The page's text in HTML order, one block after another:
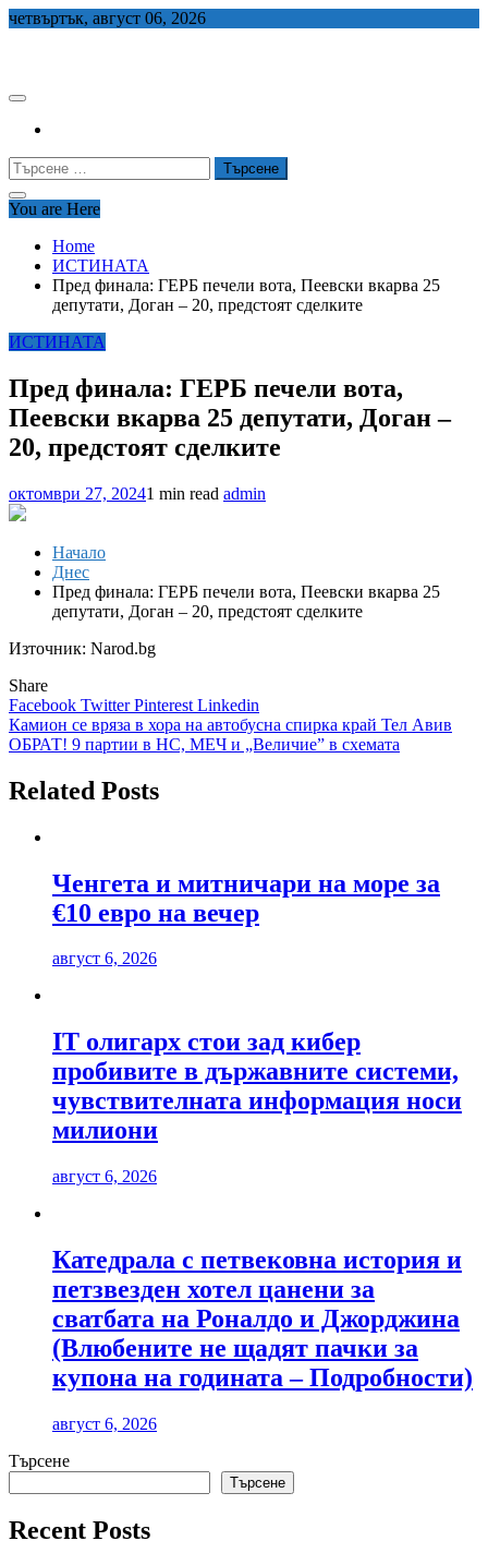
Skip
четвъртък, август 06, 2026
Търсене
за:
You are Here
Home
ИСТИНАТА
Пред финала: ГЕРБ печели вота, Пеевски вкарва 25
депутати, Доган – 20, предстоят сделките
ИСТИНАТА
Пред финала: ГЕРБ печели вота,
Пеевски вкарва 25 депутати, Доган –
20, предстоят сделките
октомври 27, 20241 min read admin
Начало
Днес
Пред финала: ГЕРБ печели вота, Пеевски вкарва 25
депутати, Доган – 20, предстоят сделките
Източник: Narod.bg
Share
Facebook TwitterPinterest Linkedin
Навигация
Камион се вряза в хора на автобусна спирка край Тел Авив
ОБРАТ! 9 партии в НС, МЕЧ и „Величие” в схемата
Related Posts
Ченгета и митничари на море за
€10 евро на вечер
август 6, 2026
IT олигарх стои зад кибер
пробивите в държавните системи,
чувствителната информация носи
милиони
август 6, 2026
Катедрала с петвековна история и
петзвезден хотел цанени за
сватбата на Роналдо и Джорджина
(Влюбените не щадят пачки за
купона на годината – Подробности)
август 6, 2026
Търсене
Търсене
Recent Posts